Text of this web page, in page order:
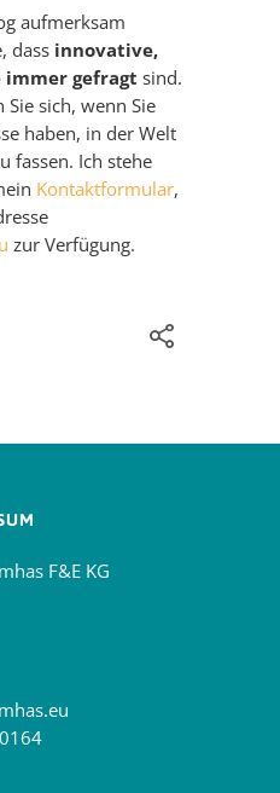
aufmerksam
dass innovative,
gefragt sind.
sich, wenn Sie
haben, in der Welt
fassen. Ich stehe
Kontaktformular,
zur Verfügung.
F&E KG